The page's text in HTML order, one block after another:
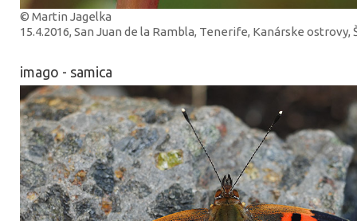
© Martin Jagelka
15.4.2016, San Juan de la Rambla, Tenerife, Kanárske ostrovy,
imago - samica